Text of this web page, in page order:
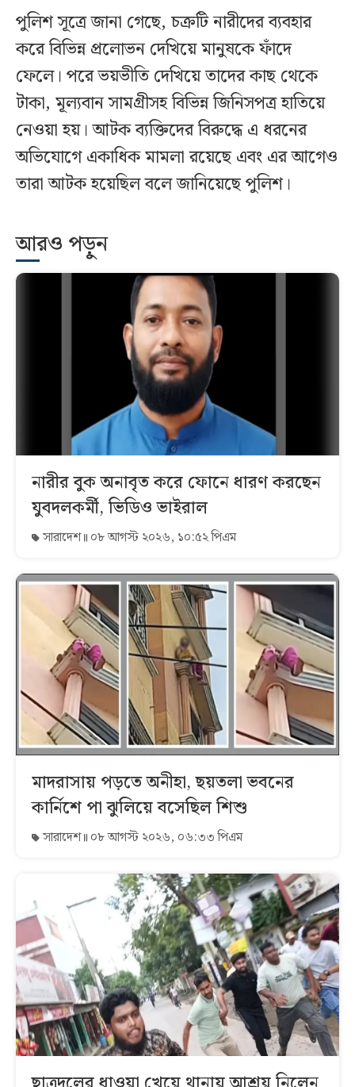
পুলিশ সূত্রে জানা গেছে, চক্রটি নারীদের ব্যবহার
করে বিভিন্ন প্রলোভন দেখিয়ে মানুষকে ফাঁদে
ফেলে। পরে ভয়ভীতি দেখিয়ে তাদের কাছ থেকে
টাকা, মূল্যবান সামগ্রীসহ বিভিন্ন জিনিসপত্র হাতিয়ে
নেওয়া হয়। আটক ব্যক্তিদের বিরুদ্ধে এ ধরনের
অভিযোগে একাধিক মামলা রয়েছে এবং এর আগেও
তারা আটক হয়েছিল বলে জানিয়েছে পুলিশ।
আরও পড়ুন
নারীর বুক অনাবৃত করে ফোনে ধারণ করছেন
যুবদলকর্মী, ভিডিও ভাইরাল
সারাদেশ ০৮ আগস্ট ২০২৬, ১০:৫২ পিএম
মাদরাসায় পড়তে অনীহা, ছয়তলা ভবনের
কার্নিশে পা ঝুলিয়ে বসেছিল শিশু
সারাদেশ ০৮ আগস্ট ২০২৬, ০৬:৩৩ পিএম